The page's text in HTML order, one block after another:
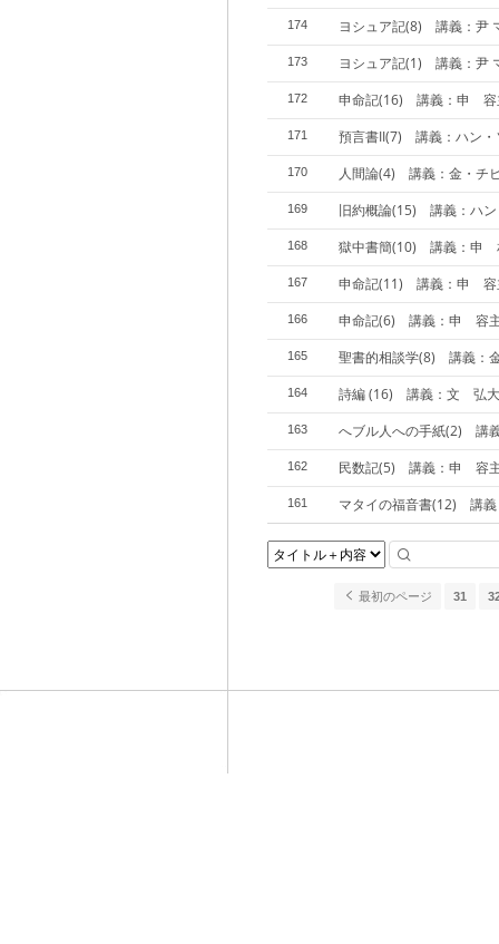
174 ヨシュア記(8) 講義：尹
173 ヨシュア記(1) 講義：尹
172 申命記(16) 講義：申 容
171 預言書II(7) 講義：ハン・
170 人間論(4) 講義：金・チ
169 旧約概論(15) 講義：ハ
168 獄中書簡(10) 講義：申
167 申命記(11) 講義：申 容
166 申命記(6) 講義：申 容
165 聖書的相談学(8) 講義
164 詩編 (16) 講義：文 弘
163 へブル人への手紙(2) 講
162 民数記(5) 講義：申 容
161 マタイの福音書(12) 講
最初のページ 31